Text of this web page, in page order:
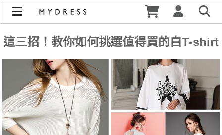
這三招！教你如何挑選值得買的白T-shirt | MYDRESS 時裳韓
這三招！教你如何挑選值得買的白T-shirt